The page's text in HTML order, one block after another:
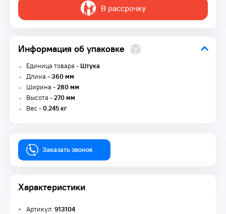
В рассрочку
Информация об упаковке
Единица товара -Штука
Длина -360 мм
Ширина -280 мм
Высота -270 мм
Вес -0.245 кг
Заказать звонок
Характеристики
Артикул:913104